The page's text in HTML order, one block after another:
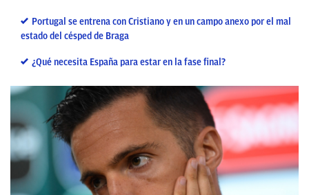
Portugal se entrena con Cristiano y en un campo anexo por el mal
estado del césped de Braga
¿Qué necesita España para estar en la fase final?